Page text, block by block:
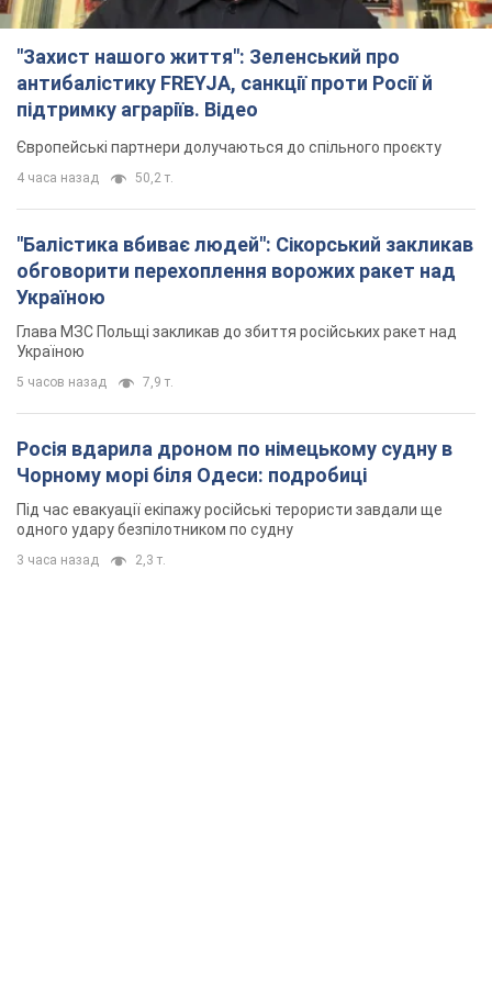
"Захист нашого життя": Зеленський про
антибалістику FREYJA, санкції проти Росії й
підтримку аграріїв. Відео
Європейські партнери долучаються до спільного проєкту
4 часа назад 50,2 т.
"Балістика вбиває людей": Сікорський закликав
обговорити перехоплення ворожих ракет над
Україною
Глава МЗС Польщі закликав до збиття російських ракет над
Україною
5 часов назад 7,9 т.
Росія вдарила дроном по німецькому судну в
Чорному морі біля Одеси: подробиці
Під час евакуації екіпажу російські терористи завдали ще
одного удару безпілотником по судну
3 часа назад 2,3 т.